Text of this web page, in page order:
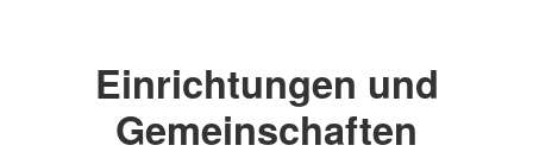
Einrichtungen und
Gemeinschaften